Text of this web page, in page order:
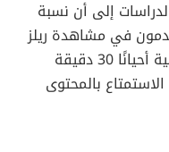
تشير الأبحاث والتقارير المنشورة مطلع عام 2023 إلى أرقام
تصل إليه العديد